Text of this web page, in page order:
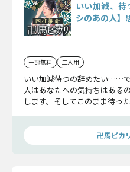
いい加減、
シのあの人】
一部無料 二人用
いい加減待つの辞めたい……
人はあなたへの気持ちはある
します。そしてこのまま待っ
卍馬ピカ